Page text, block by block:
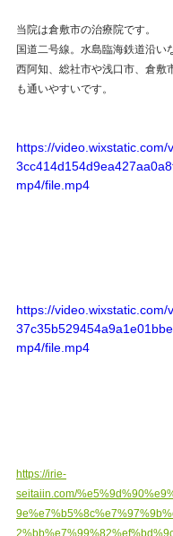
当院は倉敷市の治療院です。
国道二号線。水島臨海鉄道沿い
西阿知、総社市や浅口市、倉敷
も通いやすいです。
https://video.wixstatic.com/
mp4/file.mp4
https://video.wixstatic.com/
mp4/file.mp4
https://irie-
seitaiin.com/